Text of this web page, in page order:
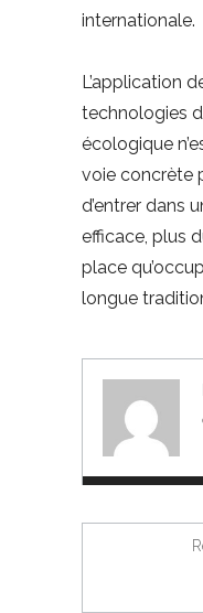
internationale.
L’application
technologies
écologique
voie concrète
d’entrer dans
efficace, plus
place
longue